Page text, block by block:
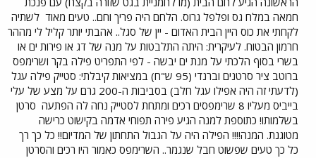
חמאה במלח גס ופלפל גרוס. הלחם היה פריך וחם.. טעים מאוד לשתיה
לקחתי את כוס היין הבית האדום - יין של סגל.. אהבתי יותר קליל לי מההר
חרמון הבטוח. לעיקרית: היתה התלבטות על מנה של דג או פירות ים או
בשרי בסוף הלכתי על מנת ים יבשה - לפי התפריט פילה בקר ושרימפס
ברוטב ציר סרטנים וברנדי (95 ש"ח) במציאות קיבלתי: סטייק פילה עגל
(לדעתי זה היה אפילו עגל חלב) בסביבות ה-200 גרם על מצע של עלי
בייביס מעליו 8 שרימפסים רכים ומתחת לסטייק נחה לה הפתעה
סרטן
בשלמותו! כתוספת למנה הגיע פירה תפוחי אדמה בקישוט כרישה
מטוגנת. המנה!!!! הפילה היה על הגבול התחתון של המדיום!! כל כך רך
כל כך טעים שפשוט חבל שנגמר.. השרימפס כאמור היו רכים והסרטן